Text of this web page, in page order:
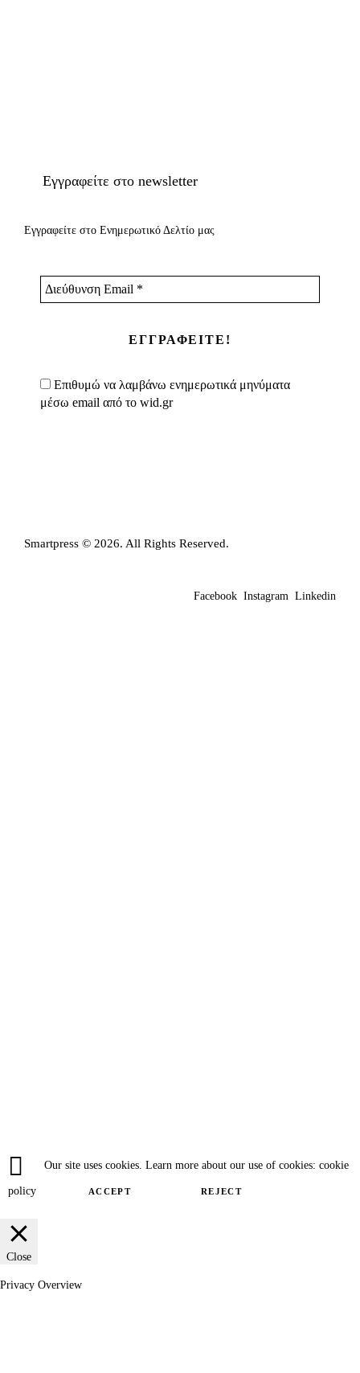
Εγγραφείτε στο newsletter
Εγγραφείτε στο Ενημερωτικό Δελτίο μας
Διεύθυνση
Email
Επιθυμώ να λαμβάνω ενημερωτικά μηνύματα
μέσω email από το wid.gr
Smartpress © 2026. All Rights Reserved.
Facebook Instagram Linkedin
Our site uses cookies. Learn more about our use of cookies: cookie
policy ACCEPT REJECT
Close
Privacy Overview